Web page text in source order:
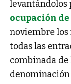
levantándolos
ocupación
noviembre
todas las
combinada